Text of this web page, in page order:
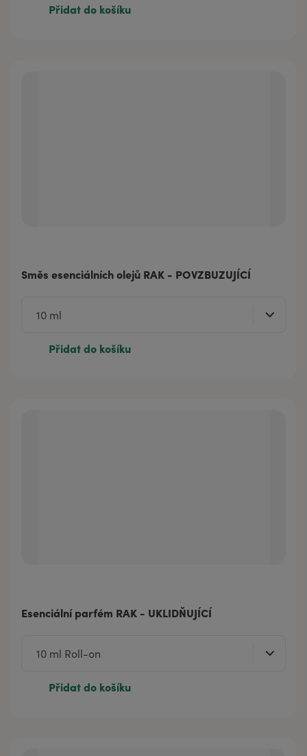
Přidat do košíku
Směs esenciálních olejů RAK - POVZBUZUJÍCÍ
Přidat do košíku
Esenciální parfém RAK - UKLIDŇUJÍCÍ
Přidat do košíku